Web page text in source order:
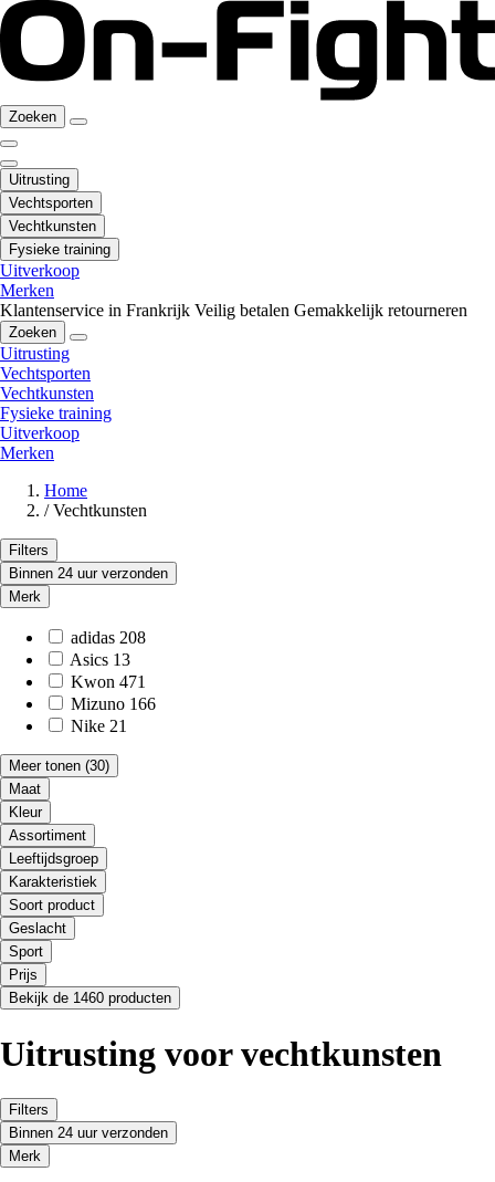
Zoeken
Uitrusting
Vechtsporten
Vechtkunsten
Fysieke training
Uitverkoop
Merken
Klantenservice in Frankrijk Veilig betalen Gemakkelijk retourneren
Zoeken
Uitrusting
Vechtsporten
Vechtkunsten
Fysieke training
Uitverkoop
Merken
Home
/ Vechtkunsten
Filters
Binnen 24 uur verzonden
Merk
adidas 208
Asics 13
Kwon 471
Mizuno 166
Nike 21
Meer tonen (30)
Maat
Kleur
Assortiment
Leeftijdsgroep
Karakteristiek
Soort product
Geslacht
Sport
Prijs
Bekijk de 1460 producten
Uitrusting voor vechtkunsten
Filters
Binnen 24 uur verzonden
Merk